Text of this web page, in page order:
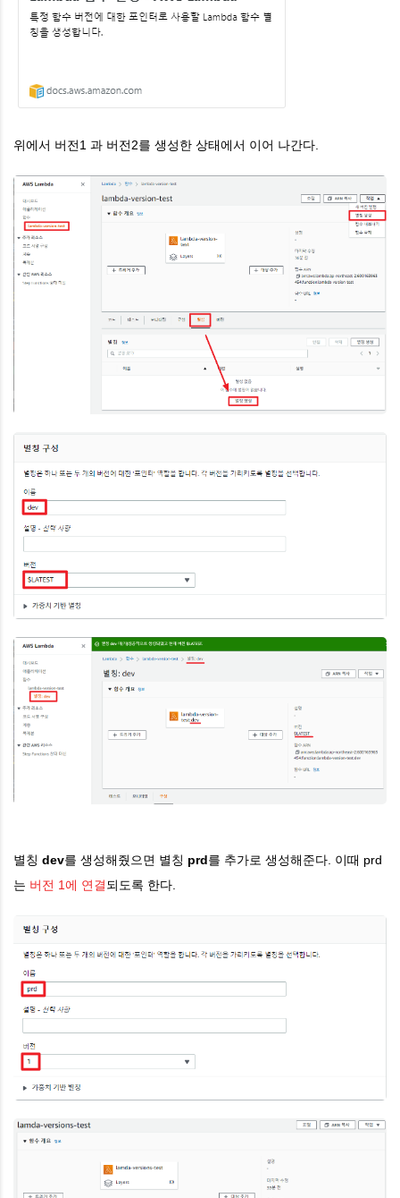
위에서 버전1 과 버전2를 생성한 상태에서 이어 나간다.
별칭 dev를 생성해줬으면 별칭 prd를 추가로 생성해준다. 이때 prd
는 버전 1에 연결되도록 한다.